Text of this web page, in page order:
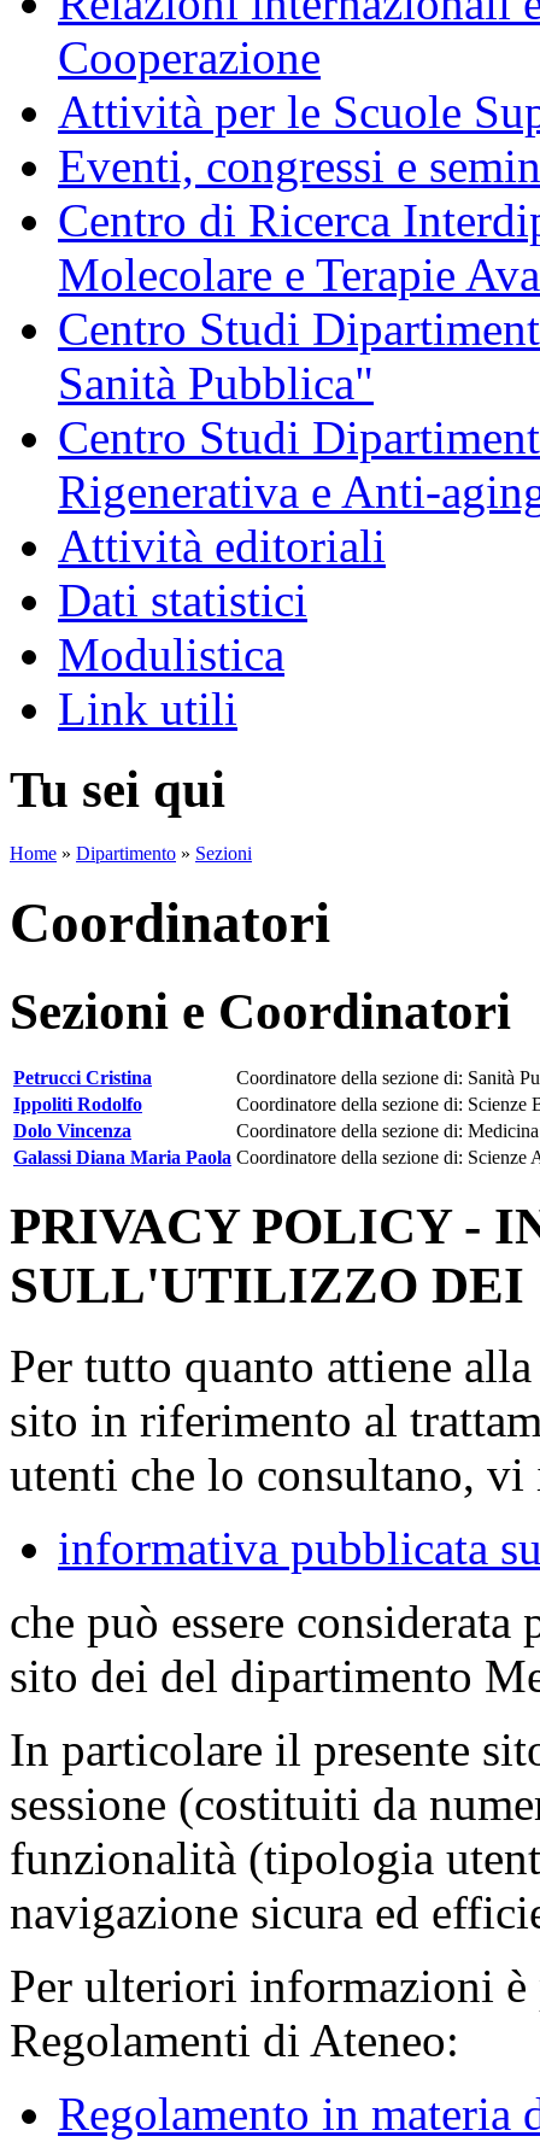
Cooperazione
Attività per le Scuole
Eventi, congressi e
Centro di Ricerca
Molecolare e Terapie
Centro Studi
Sanità Pubblica"
Centro Studi
Rigenerativa e Anti-
Attività editoriali
Dati statistici
Modulistica
Link utili
Tu sei qui
Home » Dipartimento » Sezioni
Coordinatori
Sezioni e Coordinatori
Petrucci Cristina
Coordinatore della sezione di: Sanità
Ippoliti Rodolfo
Coordinatore della sezione di: Scienze
Dolo Vincenza
Coordinatore della sezione di:
Galassi Diana Maria Paola Coordinatore della sezione di: Scienze
PRIVACY POLICY -
SULL'UTILIZZO DEI
Per tutto quanto attiene
sito in riferimento al
utenti che lo consultano,
informativa pubblicata
che può essere
sito dei del dipartimento
In particolare il presente
sessione (costituiti da
funzionalità (tipologia
navigazione sicura ed
Per ulteriori informazioni è
Regolamenti di Ateneo:
Regolamento in materia